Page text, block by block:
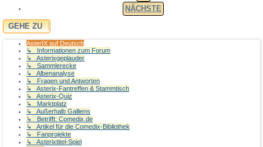
NÄCHSTE
GEHE ZU
AsterIX auf Deutsch
↳ Informationen zum Forum
↳ Asterixgeplauder
↳ Sammlerecke
↳ Albenanalyse
↳ Fragen und Antworten
↳ Asterix-Fantreffen & Stammtisch
↳ Asterix-Quiz
↳ Marktplatz
↳ Außerhalb Galliens
↳ Betrifft: Comedix.de
↳ Artikel für die Comedix-Bibliothek
↳ Fanprojekte
↳ Asterixtitel-Spiel